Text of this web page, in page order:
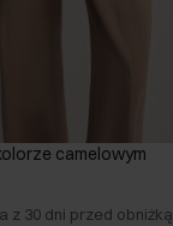
camelowym
z 30 dni przed obniżką